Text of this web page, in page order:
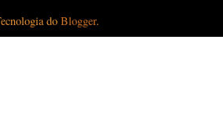
do Blogger.